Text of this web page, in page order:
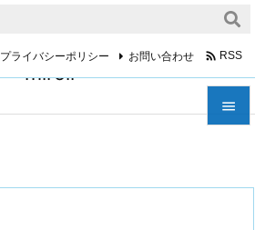
miroir


プライバシーポリシー お問い合わせ  RSS